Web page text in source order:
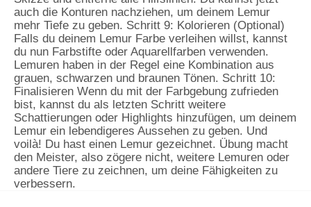
auch die Konturen nachziehen, um deinem Lemur
mehr Tiefe zu geben. Schritt 9: Kolorieren (Optional)
Falls du deinem Lemur Farbe verleihen willst, kannst
du nun Farbstifte oder Aquarellfarben verwenden.
Lemuren haben in der Regel eine Kombination aus
grauen, schwarzen und braunen Tönen. Schritt 10:
Finalisieren Wenn du mit der Farbgebung zufrieden
bist, kannst du als letzten Schritt weitere
Schattierungen oder Highlights hinzufügen, um deinem
Lemur ein lebendigeres Aussehen zu geben. Und
voilà! Du hast einen Lemur gezeichnet. Übung macht
den Meister, also zögere nicht, weitere Lemuren oder
andere Tiere zu zeichnen, um deine Fähigkeiten zu
verbessern.